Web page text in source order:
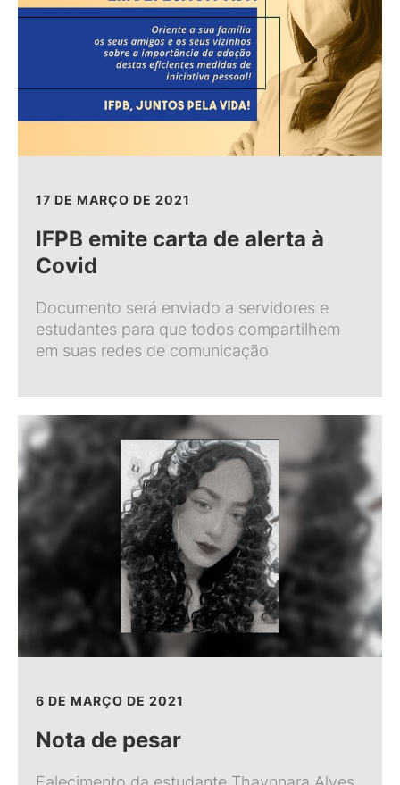
17 DE MARÇO DE 2021
IFPB emite carta de alerta à
Covid
Documento será enviado a servidores e
estudantes para que todos compartilhem
em suas redes de comunicação
6 DE MARÇO DE 2021
Nota de pesar